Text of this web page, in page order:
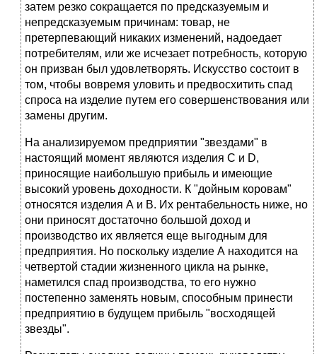
затем резко сокращается по предсказуемым и
непредсказуемым причинам: товар, не
претерпевающий никаких изменений, надоедает
потребителям, или же исчезает потребность, которую
он призван был удовлетворять. Искусство состоит в
том, чтобы вовремя уловить и предвосхитить спад
спроса на изделие путем его совершенствования или
замены другим.
На анализируемом предприятии "звездами" в
настоящий момент являются изделия С и D,
приносящие наибольшую прибыль и имеющие
высокий уровень доходности. К "дойным коровам"
относятся изделия А и В. Их рентабельность ниже, но
они приносят достаточно большой доход и
производство их является еще выгодным для
предприятия. Но поскольку изделие А находится на
четвертой стадии жизненного цикла на рынке,
наметился спад производства, то его нужно
постепенно заменять новым, способным принести
предприятию в будущем прибыль "восходящей
звезды".